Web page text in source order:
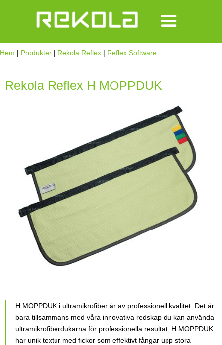
Hem | Produkter | Rekola Reflex | Reflex Software
Rekola Reflex H MOPPDUK
H MOPPDUK i ultramikrofiber är av professionell kvalitet. Det är
bara tillsammans med våra innovativa redskap du kan använda
ultramikrofiberdukarna för professionella resultat. H MOPPDUK
har unik textur med fickor som effektivt fångar upp stora